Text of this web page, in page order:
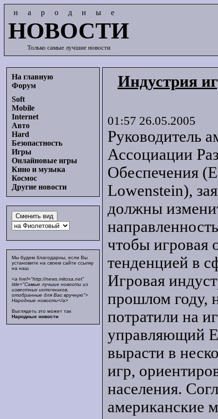
народные
НОВОСТИ
Только самые лучшие новости
На главную
Форум
Soft
Mobile
Internet
Авто
Hard
Безопастность
Игры
Онлайновые игры
Кино и музыка
Космос
Другие новости
Мы будем благодарны, если Вы
установите на своем сайте ссылку
на наш
<a href="http://news.mitosa.net"
title="Самые лучшие новости из
известных источников,
отобранные для Вас вручную">
Народные новости</a>
Выглядеть это может так
Народные новости
Индустрия
01:57 26.05.2005
Руководитель
Ассоциации
Обеспечения
Lowenstein),
должны
чтобы игровая
тенденцией в
Игровая
прошлом году,
потратили на
управляющий
вырасти в
игр,
населения.
американские